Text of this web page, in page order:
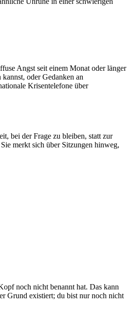
Angst seit einem Monat oder länger
oder Gedanken an
Krisentelefone über
bei der Frage zu bleiben, statt zur
merkt sich über Sitzungen hinweg,
noch nicht benannt hat. Das kann
Grund existiert; du bist nur noch nicht